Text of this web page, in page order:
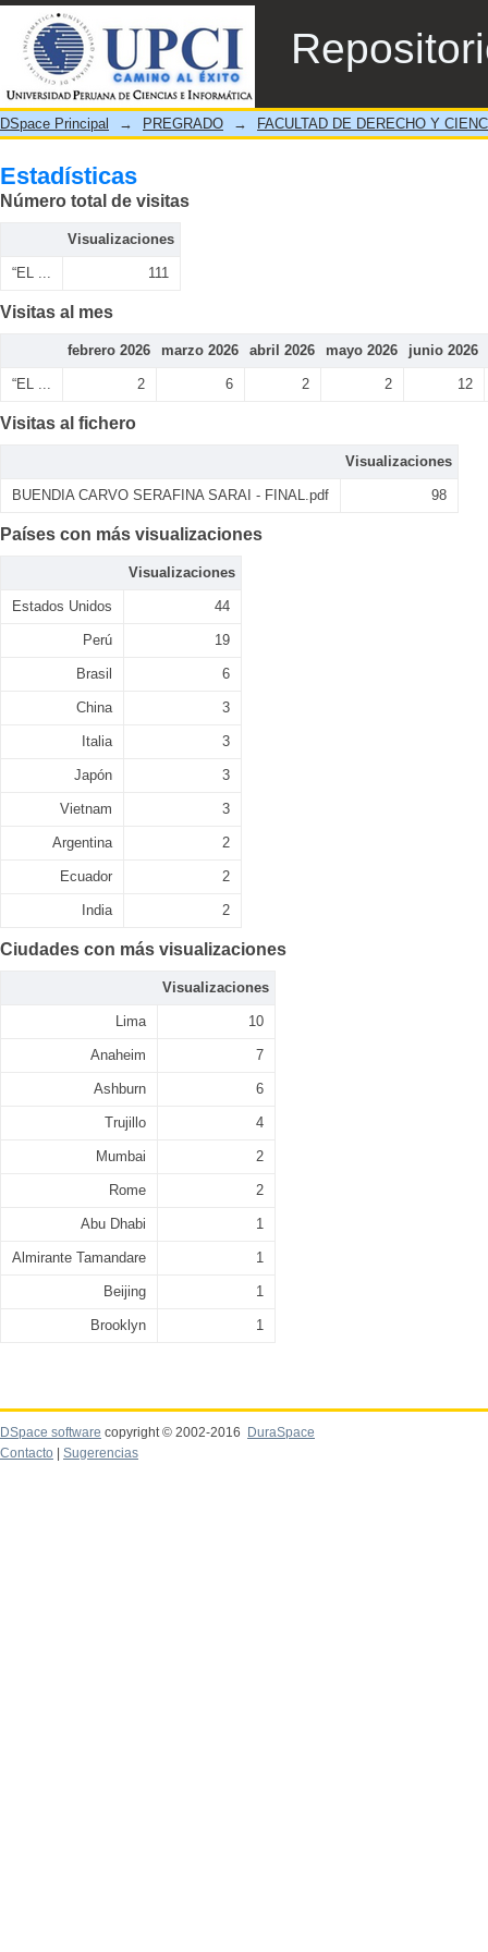
Estadísticas
DSpace Principal → PREGRADO → FACULTAD DE DERECHO Y
Estadísticas
Número total de visitas
Visualizaciones
“EL ... 111
Visitas al mes
febrero 2026 marzo 2026 abril 2026 mayo 2026 junio 2026
“EL ... 2 6 2 2 12
Visitas al fichero
Visualizaciones
BUENDIA CARVO SERAFINA SARAI - FINAL.pdf 98
Países con más visualizaciones
Visualizaciones
Estados Unidos 44
Perú 19
Brasil 6
China 3
Italia 3
Japón 3
Vietnam 3
Argentina 2
Ecuador 2
India 2
Ciudades con más visualizaciones
Visualizaciones
Lima 10
Anaheim 7
Ashburn 6
Trujillo 4
Mumbai 2
Rome 2
Abu Dhabi 1
Almirante Tamandare 1
Beijing 1
Brooklyn 1
DSpace software copyright © 2002-2016
DuraSpace
Contacto
Sugerencias